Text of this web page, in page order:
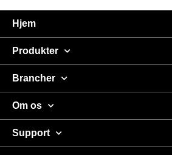
Hjem
Produkter
Brancher
Om os
Support